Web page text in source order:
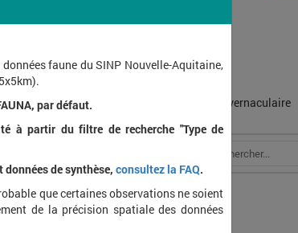
Nom vernaculaire
Heliophanus
tribulosus
faune du SINP Nouvelle-Aquitaine,
par défaut.
à partir du filtre de recherche "Type de
de synthèse, consultez la FAQ.
que certaines observations ne soient
de la précision spatiale des données